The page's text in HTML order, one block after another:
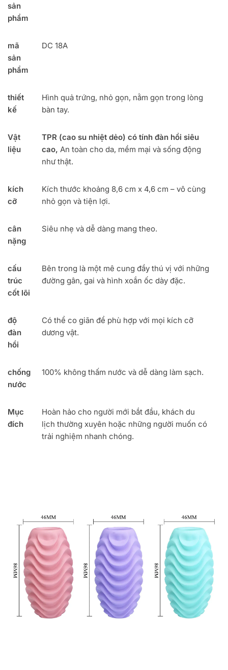
sản
phẩm
mã
sản
phẩm
DC 18A
thiết
kế
Hình quả trứng, nhỏ gọn, nằm gọn trong lòng
bàn tay.
Vật
liệu
TPR (cao su nhiệt dẻo) có tính đàn hồi siêu
cao, An toàn cho da, mềm mại và sống động
như thật.
kích
cỡ
Kích thước khoảng 8,6 cm x 4,6 cm – vô cùng
nhỏ gọn và tiện lợi.
cân
nặng
Siêu nhẹ và dễ dàng mang theo.
cấu
trúc
cốt lõi
Bên trong là một mê cung đầy thú vị với những
đường gân, gai và hình xoắn ốc dày đặc.
độ
đàn
hồi
Có thể co giãn để phù hợp với mọi kích cỡ
dương vật.
chống
nước
100% không thấm nước và dễ dàng làm sạch.
Mục
đích
Hoàn hảo cho người mới bắt đầu, khách du
lịch thường xuyên hoặc những người muốn có
trải nghiệm nhanh chóng.